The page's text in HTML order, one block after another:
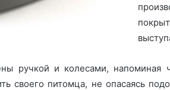
ручкой и колесами, напоминая
своего питомца, не опасаясь